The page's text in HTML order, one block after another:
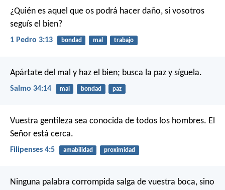
¿Quién es aquel que os podrá hacer daño, si vosotros
seguís el bien?
1 Pedro 3:13 bondad mal trabajo
Apártate del mal y haz el bien; busca la paz y síguela.
Salmo 34:14 mal bondad paz
Vuestra gentileza sea conocida de todos los hombres. El
Señor está cerca.
Filipenses 4:5 amabilidad proximidad
Ninguna palabra corrompida salga de vuestra boca, sino